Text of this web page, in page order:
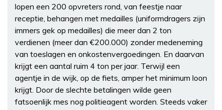
lopen een 200 opvreters rond, van feestje naar
receptie, behangen met medailles (uniformdragers zijn
immers gek op medailles) die meer dan 2 ton
verdienen (meer dan €200.000) zonder medeneming
van toeslagen en onkostenvergoedingen. En daarvan
krijgt een aantal ruim 4 ton per jaar. Terwijl een
agentje in de wijk, op de fiets, amper het minimum loon
krijgt. Door de slechte betalingen wilde geen
fatsoenlijk mes nog politieagent worden. Steeds vaker